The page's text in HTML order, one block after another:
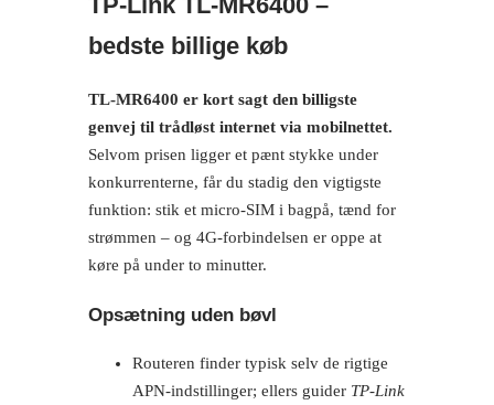
bedste billige køb
TL-MR6400 er kort sagt den billigste
genvej til trådløst internet via mobilnettet.
Selvom prisen ligger et pænt stykke under
konkurrenterne, får du stadig den vigtigste
funktion: stik et micro-SIM i bag­på, tænd for
strømmen – og 4G-forbindelsen er oppe at
køre på under to minutter.
Opsætning uden bøvl
Routeren finder typisk selv de rigtige
APN-indstillinger; ellers guider TP-Link